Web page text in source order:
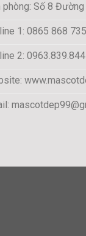
phòng: Số 8 Đường
1: 0865 868 735
2: 0963.839.844